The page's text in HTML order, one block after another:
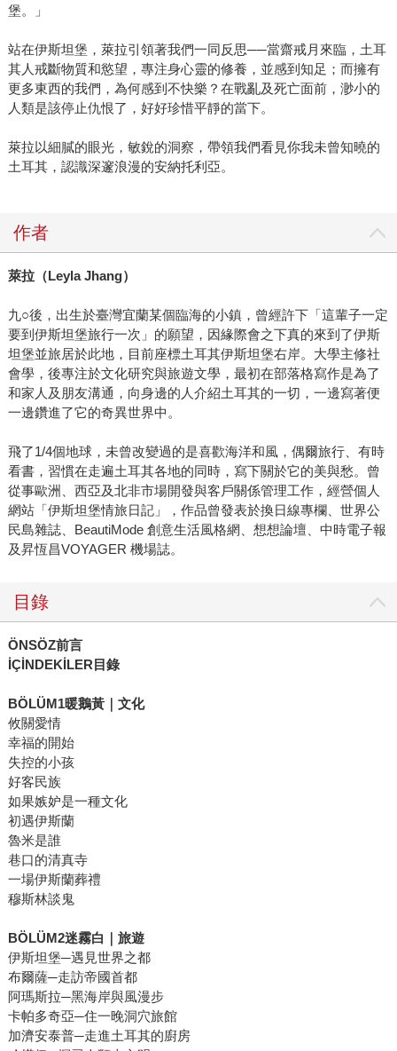
堡。」
站在伊斯坦堡，萊拉引領著我們一同反思──當齋戒月來臨，土耳
其人戒斷物質和慾望，專注身心靈的修養，並感到知足；而擁有
更多東西的我們，為何感到不快樂？在戰亂及死亡面前，渺小的
人類是該停止仇恨了，好好珍惜平靜的當下。
萊拉以細膩的眼光，敏銳的洞察，帶領我們看見你我未曾知曉的
土耳其，認識深邃浪漫的安納托利亞。
作者
萊拉（Leyla Jhang）
九○後，出生於臺灣宜蘭某個臨海的小鎮，曾經許下「這輩子一定
要到伊斯坦堡旅行一次」的願望，因緣際會之下真的來到了伊斯
坦堡並旅居於此地，目前座標土耳其伊斯坦堡右岸。大學主修社
會學，後專注於文化研究與旅遊文學，最初在部落格寫作是為了
和家人及朋友溝通，向身邊的人介紹土耳其的一切，一邊寫著便
一邊鑽進了它的奇異世界中。
飛了1/4個地球，未曾改變過的是喜歡海洋和風，偶爾旅行、有時
看書，習慣在走遍土耳其各地的同時，寫下關於它的美與愁。曾
從事歐洲、西亞及北非市場開發與客戶關係管理工作，經營個人
網站「伊斯坦堡情旅日記」，作品曾發表於換日線專欄、世界公
民島雜誌、BeautiMode 創意生活風格網、想想論壇、中時電子報
及昇恆昌VOYAGER 機場誌。
目錄
ÖNSÖZ前言
İÇİNDEKİLER目錄
BÖLÜM1暖鵝黃｜文化
攸關愛情
幸福的開始
失控的小孩
好客民族
如果嫉妒是一種文化
初遇伊斯蘭
魯米是誰
巷口的清真寺
一場伊斯蘭葬禮
穆斯林談鬼
BÖLÜM2迷霧白｜旅遊
伊斯坦堡─遇見世界之都
布爾薩─走訪帝國首都
阿瑪斯拉─黑海岸與風漫步
卡帕多奇亞─住一晚洞穴旅館
加濟安泰普─走進土耳其的廚房